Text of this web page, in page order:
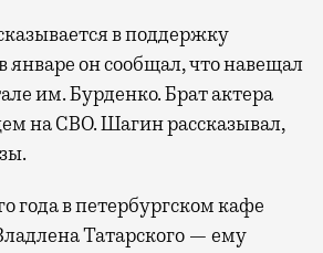
в поддержку
январе он сообщал, что навещал
им. Бурденко. Брат актера
на СВО. Шагин рассказывал,
года в петербургском кафе
Татарского — ему